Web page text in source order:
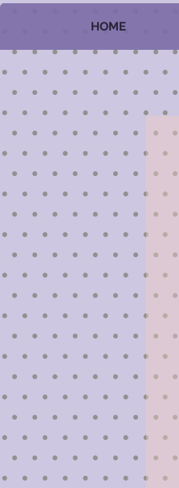
HOME